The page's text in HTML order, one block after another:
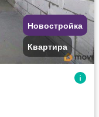
Новостройка
Квартира